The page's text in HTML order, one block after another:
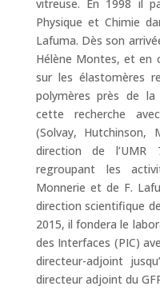
vitreuse. En 1998 il
Physique et Chimie
Lafuma. Dès son
Hélène Montes, et en
sur les élastomères
polymères près de
cette recherche
(Solvay, Hutchinson,
direction de
regroupant les
Monnerie et de F.
direction scientifique
2015, il fondera le
des Interfaces (PIC)
directeur-adjoint
directeur adjoint du